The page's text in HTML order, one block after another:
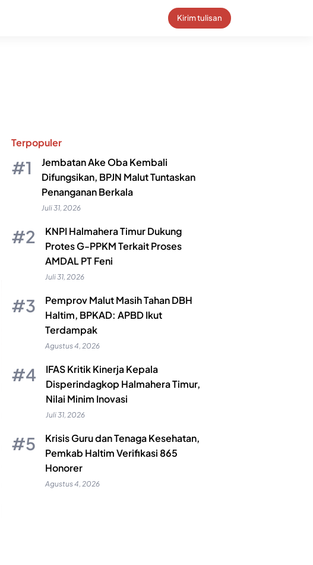
Kirim tulisan
Terpopuler
Jembatan Ake Oba Kembali
Difungsikan, BPJN Malut Tuntaskan
Penanganan Berkala
Juli 31, 2026
KNPI Halmahera Timur Dukung
Protes G-PPKM Terkait Proses
AMDAL PT Feni
Juli 31, 2026
Pemprov Malut Masih Tahan DBH
Haltim, BPKAD: APBD Ikut
Terdampak
Agustus 4, 2026
IFAS Kritik Kinerja Kepala
Disperindagkop Halmahera Timur,
Nilai Minim Inovasi
Juli 31, 2026
Krisis Guru dan Tenaga Kesehatan,
Pemkab Haltim Verifikasi 865
Honorer
Agustus 4, 2026